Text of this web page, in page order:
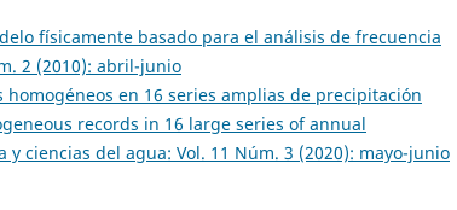
físicamente basado para el análisis de frecuencia
2 (2010): abril-junio
homogéneos en 16 series amplias de precipitación
records in 16 large series of annual
y ciencias del agua: Vol. 11 Núm. 3 (2020): mayo-junio